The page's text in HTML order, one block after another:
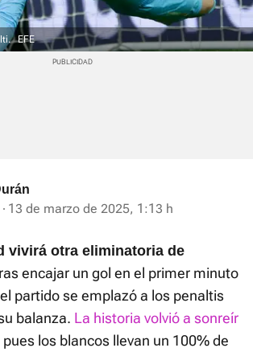
EFE
13 de marzo de 2025, 1:13 h
vivirá otra eliminatoria de
encajar un gol en el primer minuto
partido se emplazó a los penaltis
balanza. La historia volvió a sonreír
pues los blancos llevan un 100% de